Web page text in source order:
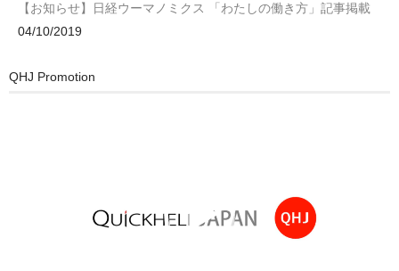
【お知らせ】日経ウーマノミクス 「わたしの働き方」記事掲載
04/10/2019
QHJ Promotion